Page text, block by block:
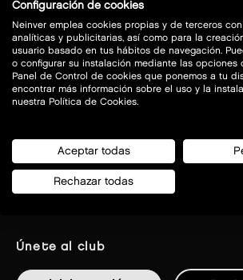
parking
cómo llegar
horarios de apertura
plano de centro
contacto
servicios
Styleclub
Empleo
únete al club
Configuración de cookies
Neinver emplea cookies propias y de terceros
analíticas y publicitarias, así como para la
usuario basado en tus hábitos de navegación.
o configurar su instalación mediante las opciones
Panel de Control de cookies que ponemos a tu
encontrar más información sobre el uso y la
nuestra Política de Cookies.
Aceptar todas
Rechazar todas